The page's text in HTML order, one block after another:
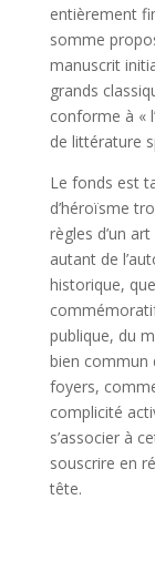
entièrement
somme
manuscrit
grands
conforme à «
de littérature
Le fonds est
d’héroïsme
règles d’un
autant de
historique,
publique, du
bien commun
foyers,
complicité
s’associer à
souscrire en
tête.